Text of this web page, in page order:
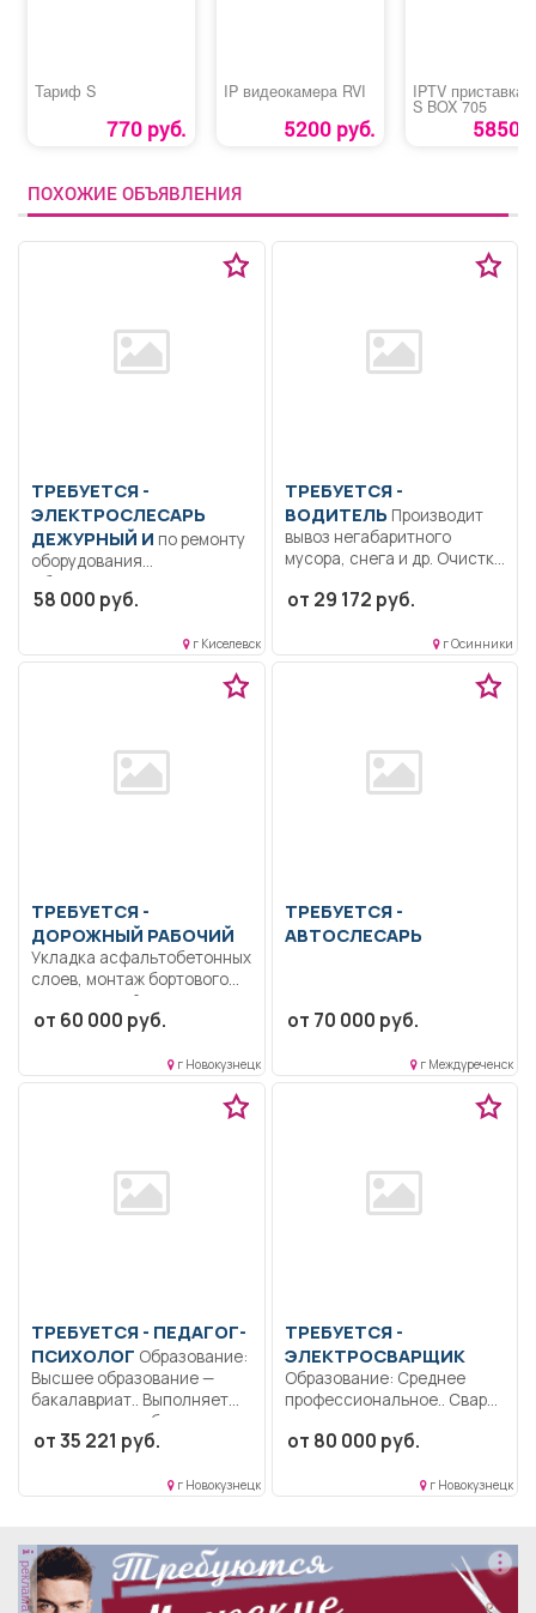
Тариф S
770 руб.
IP видеокaмepa RVI
5200 руб.
IPTV приставка
S BOX 705
5850
ПОХОЖИЕ ОБЪЯВЛЕНИЯ
ТРЕБУЕТСЯ -
ЭЛЕКТРОСЛЕСАРЬ
ДЕЖУРНЫЙ И по ремонту
оборудования
Образование: Среднее
профессиональное
обслуживания...
58 000 руб.
г Киселевск
ТРЕБУЕТСЯ -
ВОДИТЕЛЬ
вывоз негабаритного
мусора, снега и др. Очистка
от 29 172 руб.
г Осинники
ТРЕБУЕТСЯ -
ДОРОЖНЫЙ РАБОЧИЙ
Укладка асфальтобетонных
слоев, монтаж бортового
камня, устройство
щебеночных слоёв...
от 60 000 руб.
г Новокузнецк
ТРЕБУЕТСЯ -
АВТОСЛЕСАРЬ
от 70 000 руб.
г Междуреченск
ТРЕБУЕТСЯ - ПЕДАГОГ-
ПСИХОЛОГ
Высшее образование —
бакалавриат.. Выполняет
должностные обязанности,
направленные...
от 35 221 руб.
г Новокузнецк
ТРЕБУЕТСЯ -
ЭЛЕКТРОСВАРЩИК
Образование: Среднее
профессиональное.. Сварка
машинах строительных
от 80 000 руб.
г Новокузнецк
реклама